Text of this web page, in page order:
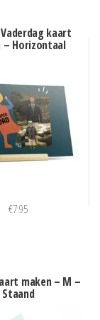
kaart
– Horizontaal
€7.95
maken – M –
Staand